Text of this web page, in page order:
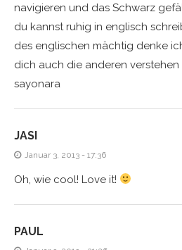
navigieren und das Schwarz
du kannst ruhig in englisch
des englischen mächtig denke
dich auch die anderen verstehen
sayonara
JASI
Januar 3, 2013 - 17:36
Oh, wie cool! Love it!
PAUL